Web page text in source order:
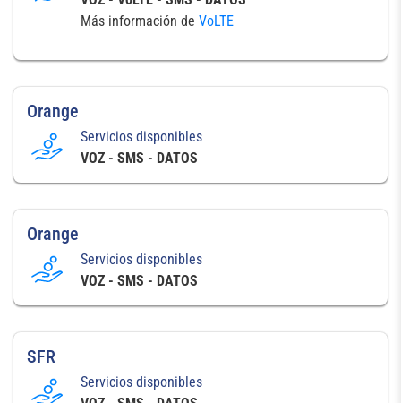
Más información de VoLTE
Orange
Servicios disponibles
VOZ - SMS - DATOS
Orange
Servicios disponibles
VOZ - SMS - DATOS
SFR
Servicios disponibles